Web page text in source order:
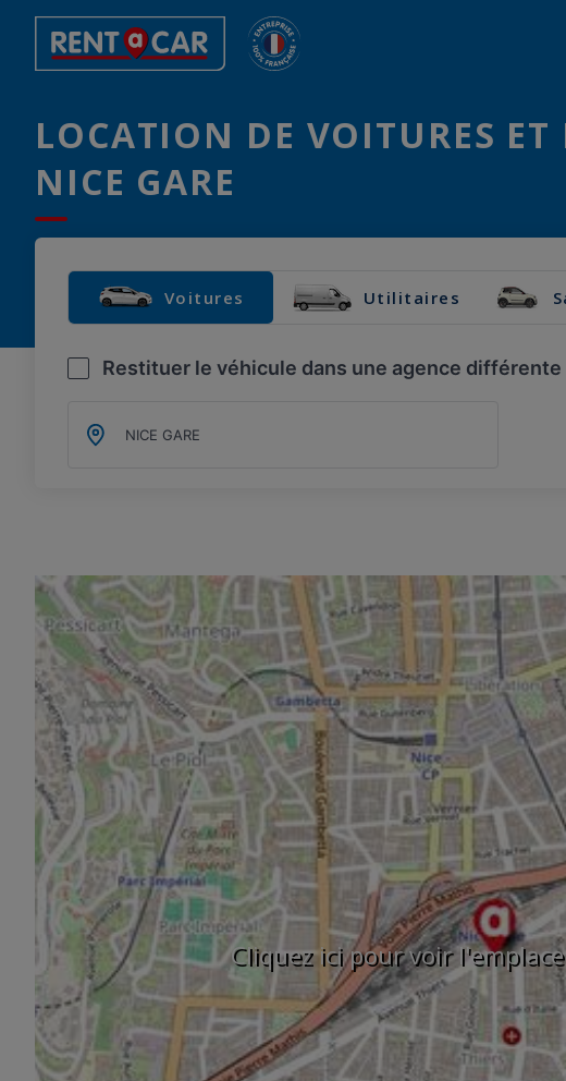
LOCATION DE VOITURES
NICE GARE
Voitures Utilitaires
Restituer le véhicule dans une agence différente
Cliquez ici pour voir